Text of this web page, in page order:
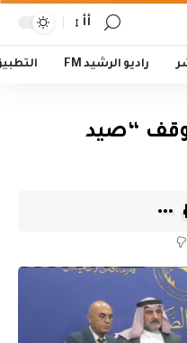
أأ
راديو الرشيد FM
“صيد